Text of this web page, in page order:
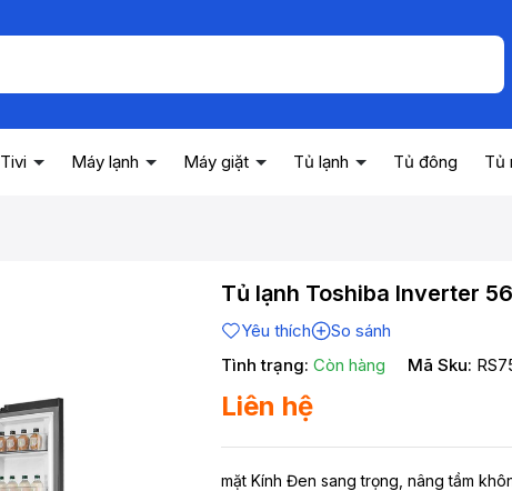
Tivi Máy lạnh Máy giặt Tủ lạnh Tủ đông Tủ
Tủ lạnh Toshiba Inverter
Yêu thích
So sánh
Tình trạng: Còn hàng Mã Sku:
Liên hệ
mặt Kính Đen sang trọng, nâng tầm